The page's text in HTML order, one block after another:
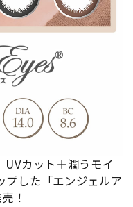
カット＋潤うモイ
プした「エンジェルア
！